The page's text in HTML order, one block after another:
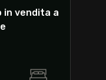
in vendita a